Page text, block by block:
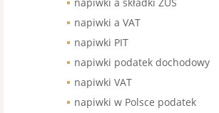
napiwki a VAT
napiwki PIT
napiwki podatek dochodowy
napiwki VAT
napiwki w Polsce podatek